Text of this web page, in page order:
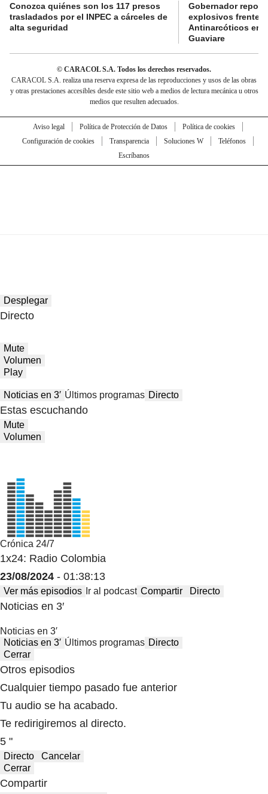
Conozca quiénes son los 117 presos
trasladados por el INPEC a cárceles de
alta seguridad
Gobernador
explosivos frente a
Antinarcóticos en
Guaviare
© CARACOL S.A. Todos los derechos reservados.
CARACOL S.A. realiza una reserva expresa de las reproducciones y usos de las obras
y otras prestaciones accesibles desde este sitio web a medios de lectura mecánica u otros
medios que resulten adecuados.
Aviso legal Política de Protección de Datos
Política de cookies
Configuración de cookies
Transparencia Soluciones W
Teléfonos
Escríbanos
Desplegar
Directo
Mute
Volumen
Play
Noticias en 3′ Últimos programas Directo
Estas escuchando
Mute
Volumen
Crónica 24/7
1x24: Radio Colombia
23/08/2024 - 01:38:13
Ver más episodios Ir al podcast Compartir Directo
Noticias en 3′
Noticias en 3′
Noticias en 3′ Últimos programas Directo
Cerrar
Otros episodios
Cualquier tiempo pasado fue anterior
Tu audio se ha acabado.
Te redirigiremos al directo.
5 "
Directo
Cancelar
Cerrar
Compartir